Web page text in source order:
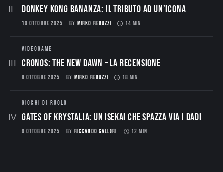
Donkey Kong Bananza: Il Tributo ad un’Icona
10 OTTOBRE 2025 BY MIRKO REBUZZI 14 MIN
VIDEOGAME
CRONOS: THE NEW DAWN – La Recensione
8 OTTOBRE 2025 BY MIRKO REBUZZI 18 MIN
GIOCHI DI RUOLO
Gates of Krystalia: Un Isekai che spazza via i dadi
6 OTTOBRE 2025 BY RICCARDO GALLORI 12 MIN